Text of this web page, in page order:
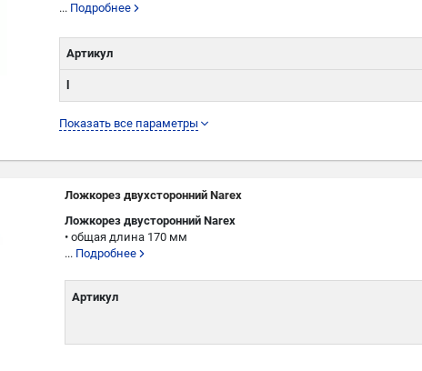
... Подробнее
Показать все параметры
Артикул
L
Ложкорез двухсторонний Narex
Ложкорез двусторонний Narex
• общая длина 170 мм
... Подробнее
Артикул